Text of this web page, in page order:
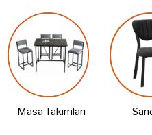
Masa Takımları